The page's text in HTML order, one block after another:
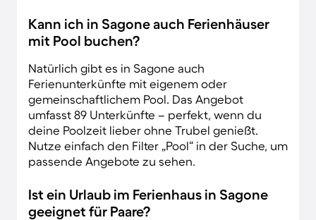
Kann ich in Sagone auch Ferienhäuser
mit Pool buchen?
Natürlich gibt es in Sagone auch
Ferienunterkünfte mit eigenem oder
gemeinschaftlichem Pool. Das Angebot
umfasst 89 Unterkünfte – perfekt, wenn du
deine Poolzeit lieber ohne Trubel genießt.
Nutze einfach den Filter „Pool“ in der Suche, um
passende Angebote zu sehen.
Ist ein Urlaub im Ferienhaus in Sagone
geeignet für Paare?